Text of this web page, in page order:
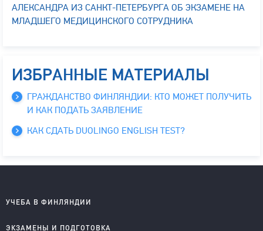
АЛЕКСАНДРА ИЗ САНКТ-ПЕТЕРБУРГА ОБ ЭКЗАМЕНЕ НА
МЛАДШЕГО МЕДИЦИНСКОГО СОТРУДНИКА
ИЗБРАННЫЕ МАТЕРИАЛЫ
ГРАЖДАНСТВО ФИНЛЯНДИИ: КТО МОЖЕТ ПОЛУЧИТЬ
И КАК ПОДАТЬ ЗАЯВЛЕНИЕ
КАК СДАТЬ DUOLINGO ENGLISH TEST?
УЧЕБА В ФИНЛЯНДИИ
ЭКЗАМЕНЫ И ПОДГОТОВКА